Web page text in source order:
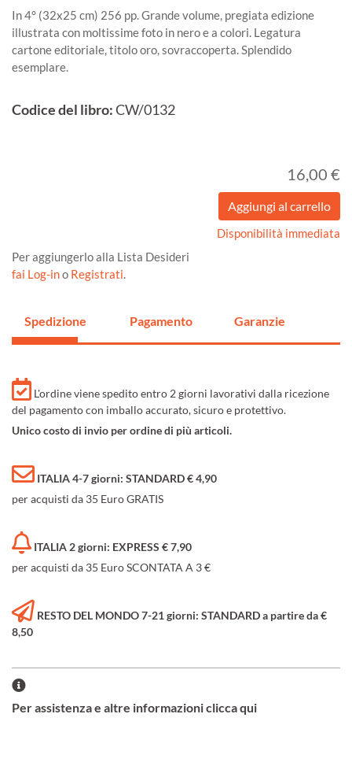
In 4° (32x25 cm) 256 pp. Grande volume, pregiata edizione
illustrata con moltissime foto in nero e a colori. Legatura
cartone editoriale, titolo oro, sovraccoperta. Splendido
esemplare.
Codice del libro:CW/0132
16,00 €
Disponibilità immediata
Per aggiungerlo alla Lista Desideri
fai Log-ino Registrati.
Spedizione Pagamento Garanzie
L'ordine viene spedito entro 2 giorni lavorativi dalla ricezione
del pagamento con imballo accurato, sicuro e protettivo.
Unico costo di invio per ordine di più articoli.
ITALIA 4-7 giorni: STANDARD € 4,90
per acquisti da 35 Euro GRATIS
ITALIA 2 giorni: EXPRESS € 7,90
per acquisti da 35 Euro SCONTATA A 3 €
RESTO DEL MONDO 7-21 giorni: STANDARD a partire da €
8,50
Per assistenza e altre informazioni clicca qui